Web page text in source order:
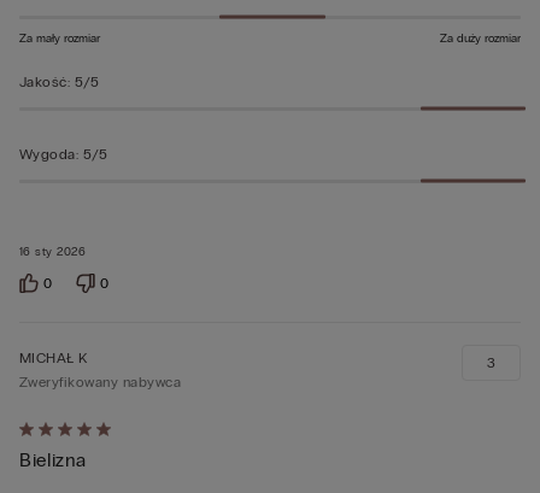
16 sty 2026
Za mały rozmiar Za duży rozmiar
Jakość: 5/5
Wygoda: 5/5
0 0
Ocena
5
MICHAŁ K
Zweryfikowany nabywca
Bielizna
3